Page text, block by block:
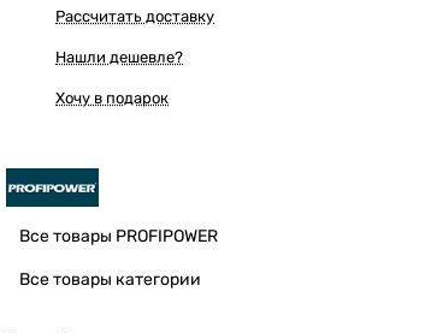
Рассчитать доставку
Нашли дешевле?
Хочу в подарок
Все товары PROFIPOWER
Все товары категории